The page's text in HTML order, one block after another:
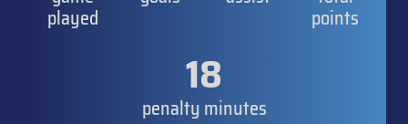
played points
18
penalty minutes